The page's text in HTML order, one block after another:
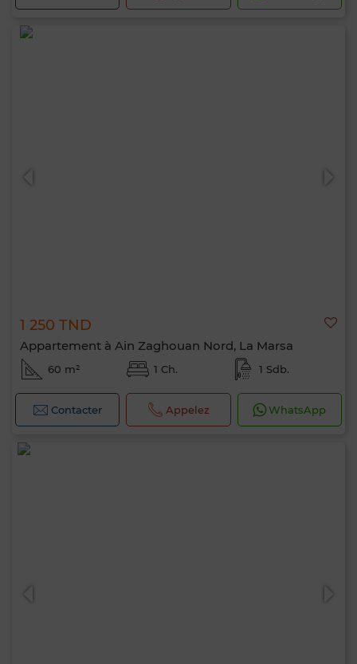
1 250 TND
Appartement à Ain Zaghouan Nord, La Marsa
60 m² 1 Ch. 1 Sdb.
Contacter Appelez WhatsApp